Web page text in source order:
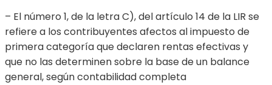
– El número 1, de la letra C), del artículo 14 de la LIR se
refiere a los contribuyentes afectos al impuesto de
primera categoría que declaren rentas efectivas y
que no las determinen sobre la base de un balance
general, según contabilidad completa